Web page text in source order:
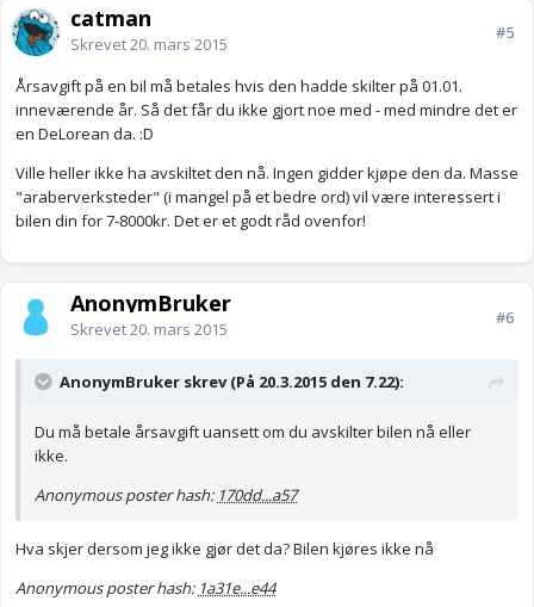
catman
Skrevet20. mars 2015
#5
Årsavgift på en bil må betales hvis den hadde skilter på 01.01.
inneværende år. Så det får du ikke gjort noe med - med mindre det er
en DeLorean da. :D
Ville heller ikke ha avskiltet den nå. Ingen gidder kjøpe den da. Masse
"araberverksteder" (i mangel på et bedre ord) vil være interessert i
bilen din for 7-8000kr. Det er et godt råd ovenfor!
AnonymBruker
Skrevet20. mars 2015
#6
AnonymBruker skrev (På 20.3.2015 den 7.22):
Du må betale årsavgift uansett om du avskilter bilen nå eller
ikke.
Anonymous poster hash: 170dd...a57
Hva skjer dersom jeg ikke gjør det da? Bilen kjøres ikke nå
Anonymous poster hash: 1a31e...e44